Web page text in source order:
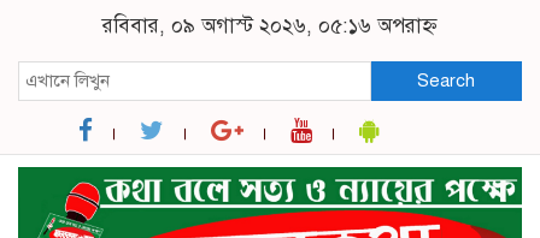
রবিবার, ০৯ অগাস্ট ২০২৬, ০৫:১৬ অপরাহ্ন
Search